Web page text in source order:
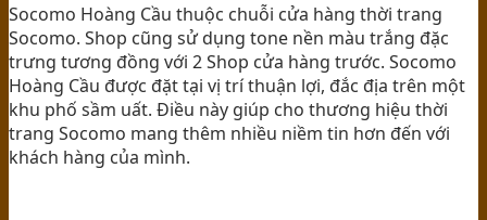
Socomo Hoàng Cầu thuộc chuỗi cửa hàng thời trang
Socomo. Shop cũng sử dụng tone nền màu trắng đặc
trưng tương đồng với 2 Shop cửa hàng trước. Socomo
Hoàng Cầu được đặt tại vị trí thuận lợi, đắc địa trên một
khu phố sầm uất. Điều này giúp cho thương hiệu thời
trang Socomo mang thêm nhiều niềm tin hơn đến với
khách hàng của mình.